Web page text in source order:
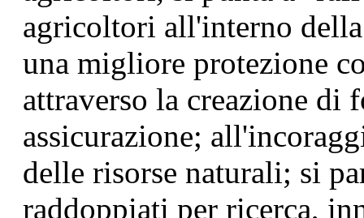
agricoltori all'interno
una migliore protezione
attraverso la creazione di
assicurazione;
delle risorse naturali; si
raddoppiati per ricerca,